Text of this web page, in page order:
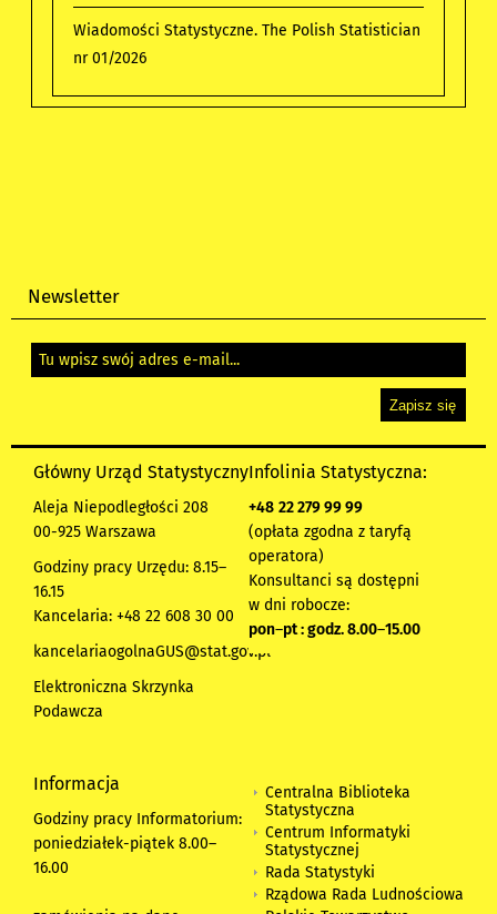
Wiadomości Statystyczne. The Polish Statistician
nr 01/2026
Newsletter
Główny Urząd Statystyczny
Aleja Niepodległości 208
00-925 Warszawa
Godziny pracy Urzędu: 8.15–
16.15
Kancelaria: +48 22 608 30 00
kancelariaogolnaGUS@stat.gov.pl
Elektroniczna Skrzynka
Podawcza
Infolinia Statystyczna:
+48 22 279 99 99
(opłata zgodna z taryfą
operatora)
Konsultanci są dostępni
w dni robocze:
pon–pt : godz. 8.00–15.00
Informacja
Godziny pracy Informatorium:
poniedziałek-piątek 8.00–
16.00
Centralna Biblioteka
Statystyczna
Centrum Informatyki
Statystycznej
Rada Statystyki
Rządowa Rada Ludnościowa